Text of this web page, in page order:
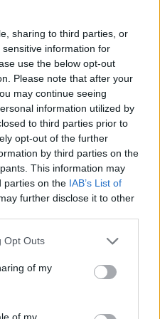
sharing to third parties, or
information for
use the below opt-out
Please note that after your
may continue seeing
information utilized by
to third parties prior to
opt-out of the further
by third parties on the
This information may
parties on the IAB’s List of
further disclose it to other
Opt Outs
of my
of my
più prestigiosi del
inizierà nel fine
febbraio: la prima
edizione, con
anno
Inghilterra, Scozia,
La conclusione
per sabato 14
anche il Guinness
poi, appuntamento
la nuova